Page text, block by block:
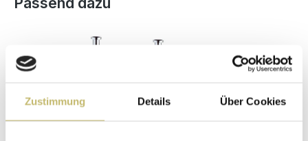
Zustimmung Details Über Cookies